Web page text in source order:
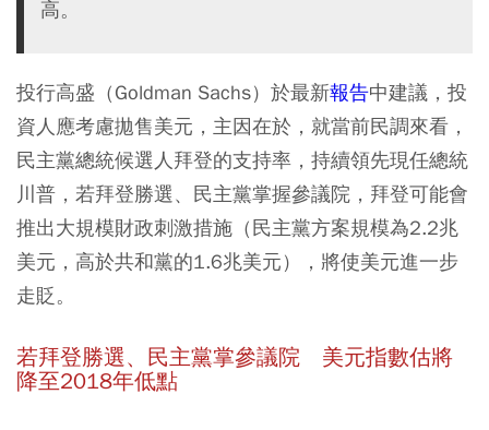
高。
投行高盛（Goldman Sachs）於最新報告中建議，投
資人應考慮拋售美元，主因在於，就當前民調來看，
民主黨總統候選人拜登的支持率，持續領先現任總統
川普，若拜登勝選、民主黨掌握參議院，拜登可能會
推出大規模財政刺激措施（民主黨方案規模為2.2兆
美元，高於共和黨的1.6兆美元），將使美元進一步
走貶。
若拜登勝選、民主黨掌參議院 美元指數估將
降至2018年低點